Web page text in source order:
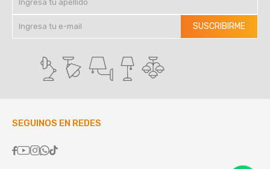
SUSCRIBIRME
SEGUINOS EN REDES
